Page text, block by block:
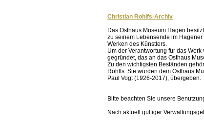
Christian Rohlfs-Archiv
Das Osthaus Museum Hagen
zu seinem Lebensende im
Werken des Künstlers.
Um der Verantwortung für das
gegründet, das an das Osthaus
Zu den wichtigsten Beständen
Rohlfs. Sie wurden dem Osthaus
Paul Vogt (1926-2017), übergeben.
Bitte beachten Sie unsere
Nach aktuell gültiger